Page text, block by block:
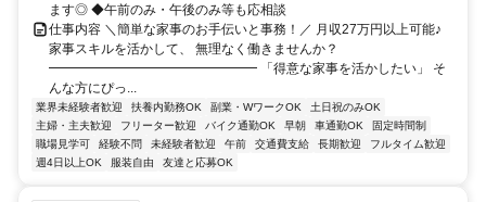
ます◎ ◆午前のみ・午後のみ等も応相談
仕事内容 ＼簡単な家事のお手伝いと事務！／ 月収27万円以上可能♪
家事スキルを活かして、 無理なく働きませんか？
━━━━━━━━━━━━━━━━ 「得意な家事を活かしたい」 そ
んな方にぴっ...
業界未経験者歓迎 扶養内勤務OK 副業・WワークOK
土日祝のみOK
主婦・主夫歓迎
フリーター歓迎 バイク通勤OK 早朝 車通勤OK
固定時間制
職場見学可
経験不問 未経験者歓迎 午前 交通費支給 長期歓迎
フルタイム歓迎
週4日以上OK
服装自由 友達と応募OK